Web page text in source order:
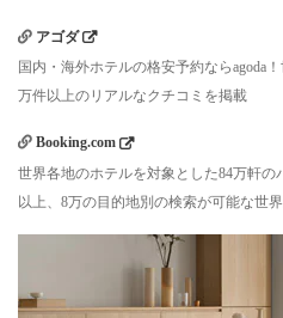
アゴダ
国内・海外ホテルの格安予約ならagoda
万件以上のリアルなクチコミを掲載
Booking.com
世界各地のホテルを対象とした84万軒の
以上、8万の目的地別の検索が可能な世